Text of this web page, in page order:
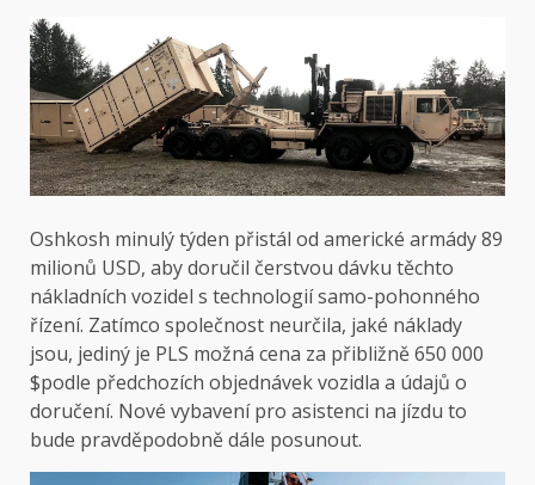
Oshkosh minulý týden přistál od americké armády 89
milionů USD, aby doručil čerstvou dávku těchto
nákladních vozidel s technologií samo-pohonného
řízení. Zatímco společnost neurčila, jaké náklady
jsou, jediný je PLS možná cena za přibližně 650 000
$podle předchozích objednávek vozidla a údajů o
doručení. Nové vybavení pro asistenci na jízdu to
bude pravděpodobně dále posunout.